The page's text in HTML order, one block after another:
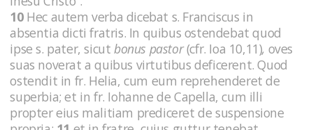
10Hec autem verba dicebat s. Franciscus in
absentia dicti fratris. In quibus ostendebat quod
ipse s. pater, sicut bonus pastor(cfr. Ioa 10,11), oves
suas noverat a quibus virtutibus deficerent. Quod
ostendit in fr. Helia, cum eum reprehenderet de
superbia; et in fr. Iohanne de Capella, cum illi
propter eius malitiam prediceret de suspensione